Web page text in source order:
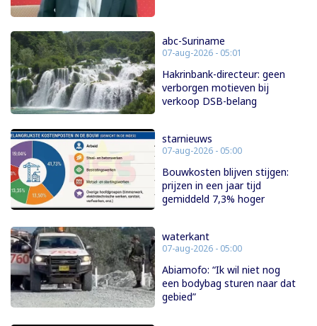
abc-Suriname
07-aug-2026 - 05:01
Hakrinbank-directeur: geen
verborgen motieven bij
verkoop DSB-belang
starnieuws
07-aug-2026 - 05:00
Bouwkosten blijven stijgen:
prijzen in een jaar tijd
gemiddeld 7,3% hoger
waterkant
07-aug-2026 - 05:00
Abiamofo: “Ik wil niet nog
een bodybag sturen naar dat
gebied”